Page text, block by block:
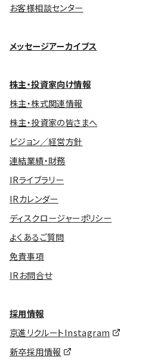
お客様相談センター
メッセージアーカイブス
株主・投資家向け情報
株主・株式関連情報
株主・投資家の皆さまへ
ビジョン／経営方針
連結業績・財務
IRライブラリー
IRカレンダー
ディスクロージャーポリシー
よくあるご質問
免責事項
IRお問合せ
採用情報
京進リクルートInstagram
新卒採用情報